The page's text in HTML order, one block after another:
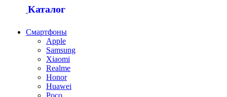
Каталог
Смартфоны
Apple
Samsung
Xiaomi
Realme
Honor
Huawei
Poco